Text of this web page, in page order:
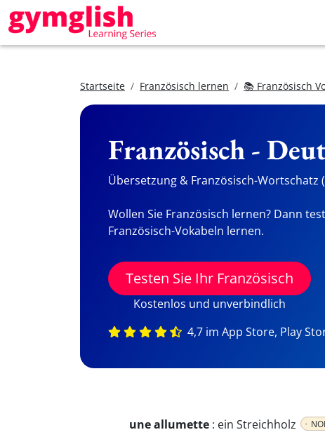
Startseite Französisch lernen 📚 Französisch
Französisch -
Übersetzung & Französisch-Wortschatz (
Wollen Sie Französisch lernen? Dann
Französisch-Vokabeln lernen.
Testen Sie Ihr Französisch
Kostenlos und unverbindlich
4,7 im App Store, Play
une allumette : ein Streichholz